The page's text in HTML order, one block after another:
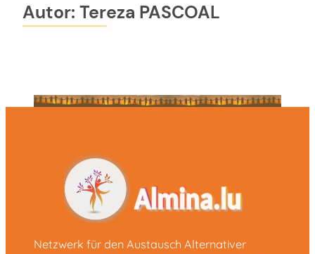
Autor: Tereza PASCOAL
Netzwerk für den Austausch Alternativer